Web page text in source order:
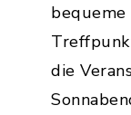
die